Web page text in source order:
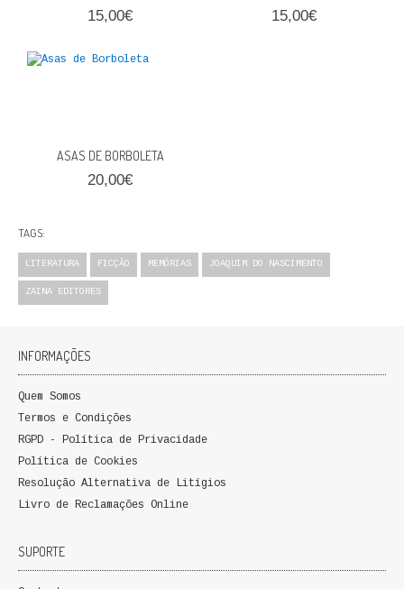
OUTROS TEMAS
VER CARRINHO
15,00€ 15,00€
ASAS DE BORBOLETA
20,00€
TAGS:
LITERATURA FICÇÃO MEMÓRIAS JOAQUIM DO NASCIMENTO
ZAINA EDITORES
INFORMAÇÕES
Quem Somos
Termos e Condições
RGPD - Política de Privacidade
Política de Cookies
Resolução Alternativa de Litígios
Livro de Reclamações Online
SUPORTE